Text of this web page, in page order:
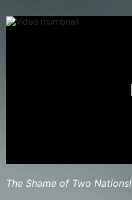
The Shame of Two Nations!